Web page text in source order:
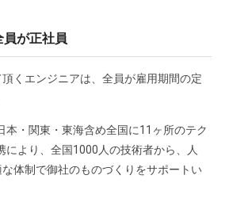
員が正社員
くエンジニアは、全員が雇用期間の定
本・関東・東海含め全国に11ヶ所のテク
により、全国1000人の技術者から、人
体制で御社のものづくりをサポートい